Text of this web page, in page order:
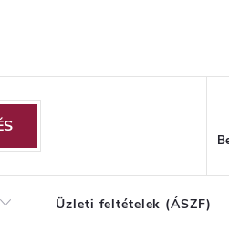
Üzleti feltételek (ÁSZF)